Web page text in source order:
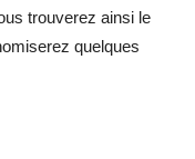
trouverez ainsi le
quelques